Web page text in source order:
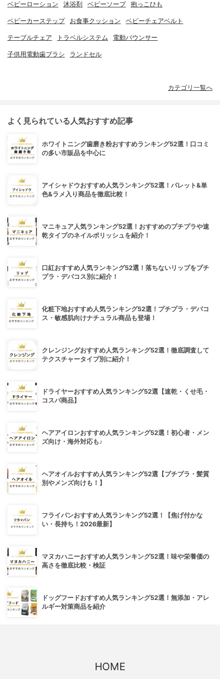
ベビーローション 沐浴剤 ベビーソープ 抱っこひも
ベビーカーステップ お食事クッション ベビーチェアベルト
テーブルチェア トラベルシステム 電動バウンサー
子供用電動歯ブラシ ランドセル
カテゴリ一覧へ
よく見られている人気おすすめ記事
ホワイトニング歯磨き粉おすすめランキング52選！口コミ
の多い市販品を中心に
アイシャドウおすすめ人気ランキング52選！パレット&単
色&ラメ入り商品を徹底比較！
マニキュア人気ランキング52選！おすすめのプチプラや速
乾タイプのネイルポリッシュを紹介！
口紅おすすめ人気ランキング52選！落ちないリップをプチ
プラ・デパコス別に紹介！
化粧下地おすすめ人気ランキング52選！プチプラ・デパコ
ス・敏感肌向けナチュラル商品も登場！
クレンジングおすすめ人気ランキング52選！徹底調査して
テクスチャータイプ別に紹介！
ドライヤーおすすめ人気ランキング52選【速乾・くせ毛・
コスパ商品】
ヘアアイロンおすすめ人気ランキング52選！初心者・メン
ズ向け・海外対応も♪
ヘアオイルおすすめ人気ランキング52選【プチプラ・髪質
別やメンズ向けも！】
フライパンおすすめ人気ランキング52選！【焦げ付かな
い・長持ち！2026最新】
マヌカハニーおすすめ人気ランキング52選！味や栄養価の
高さを徹底比較・検証
ドッグフードおすすめ人気ランキング52選！無添加・アレ
ルギー対策商品を紹介
HOME